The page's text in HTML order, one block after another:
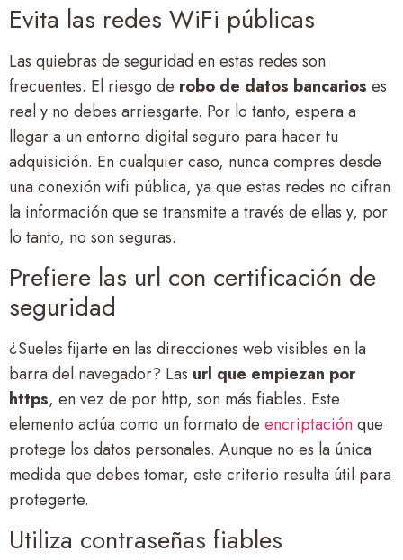
Evita las redes WiFi públicas
Las quiebras de seguridad en estas redes son
frecuentes. El riesgo de robo de datos bancarios es
real y no debes arriesgarte. Por lo tanto, espera a
llegar a un entorno digital seguro para hacer tu
adquisición. En cualquier caso, nunca compres desde
una conexión wifi pública, ya que estas redes no cifran
la información que se transmite a través de ellas y, por
lo tanto, no son seguras.
Prefiere las url con certificación de
seguridad
¿Sueles fijarte en las direcciones web visibles en la
barra del navegador? Las url que empiezan por
https, en vez de por http, son más fiables. Este
elemento actúa como un formato de encriptaciónque
protege los datos personales. Aunque no es la única
medida que debes tomar, este criterio resulta útil para
protegerte.
Utiliza contraseñas fiables